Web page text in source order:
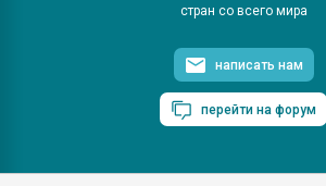
стран со всего мира
написать нам
перейти на форум